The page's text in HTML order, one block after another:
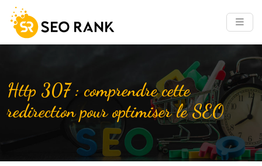
Http 307 : comprendre cette
redirection pour optimiser le SEO